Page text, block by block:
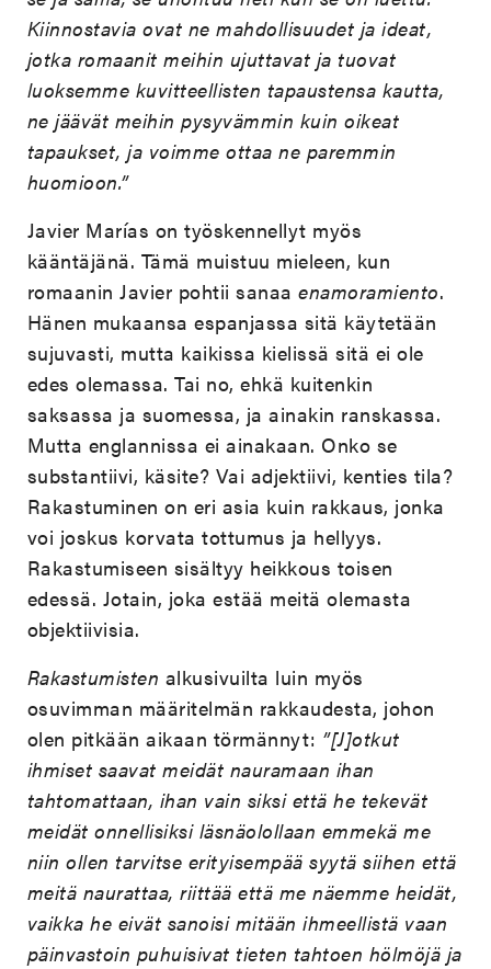
Kiinnostavia ovat ne mahdollisuudet ja ideat,
jotka romaanit meihin ujuttavat ja tuovat
luoksemme kuvitteellisten tapaustensa kautta,
ne jäävät meihin pysyvämmin kuin oikeat
tapaukset, ja voimme ottaa ne paremmin
huomioon.”
Javier Marías on työskennellyt myös
kääntäjänä. Tämä muistuu mieleen, kun
romaanin Javier pohtii sanaaenamoramiento.
Hänen mukaansa espanjassa sitä käytetään
sujuvasti, mutta kaikissa kielissä sitä ei ole
edes olemassa. Tai no, ehkä kuitenkin
saksassa ja suomessa, ja ainakin ranskassa.
Mutta englannissa ei ainakaan. Onko se
substantiivi, käsite? Vai adjektiivi, kenties tila?
Rakastuminen on eri asia kuin rakkaus, jonka
voi joskus korvata tottumus ja hellyys.
Rakastumiseen sisältyy heikkous toisen
edessä. Jotain, joka estää meitä olemasta
objektiivisia.
Rakastumisten alkusivuilta luin myös
osuvimman määritelmän rakkaudesta, johon
olen pitkään aikaan törmännyt: ”[J]otkut
ihmiset saavat meidät nauramaan ihan
tahtomattaan, ihan vain siksi että he tekevät
meidät onnellisiksi läsnäolollaan emmekä me
niin ollen tarvitse erityisempää syytä siihen että
meitä naurattaa, riittää että me näemme heidät,
vaikka he eivät sanoisi mitään ihmeellistä vaan
päinvastoin puhuisivat tieten tahtoen hölmöjä ja